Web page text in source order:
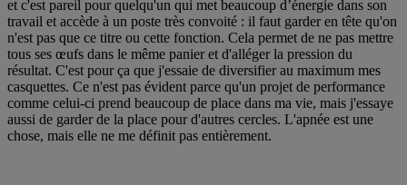
et c'est pareil pour quelqu'un qui met beaucoup d’énergie dans son
travail et accède à un poste très convoité : il faut garder en tête qu'on
n'est pas que ce titre ou cette fonction. Cela permet de ne pas mettre
tous ses œufs dans le même panier et d'alléger la pression du
résultat. C'est pour ça que j'essaie de diversifier au maximum mes
casquettes. Ce n'est pas évident parce qu'un projet de performance
comme celui-ci prend beaucoup de place dans ma vie, mais j'essaye
aussi de garder de la place pour d'autres cercles. L'apnée est une
chose, mais elle ne me définit pas entièrement.